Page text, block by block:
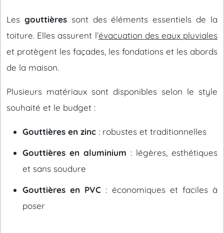
Les gouttièressont des éléments essentiels de la
toiture. Elles assurent l’évacuation des eaux pluviales
et protègent les façades, les fondations et les abords
de la maison.
Plusieurs matériaux sont disponibles selon le style
souhaité et le budget :
Gouttières en zinc : robustes et traditionnelles
Gouttières en aluminium : légères, esthétiques
et sans soudure
Gouttières en PVC : économiques et faciles à
poser